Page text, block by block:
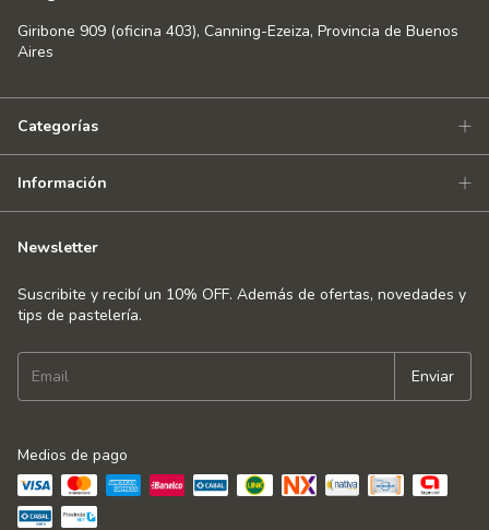
Giribone 909 (oficina 403), Canning-Ezeiza, Provincia de Buenos
Aires
Categorías
Información
Newsletter
Suscribite y recibí un 10% OFF. Además de ofertas, novedades y
tips de pastelería.
Medios de pago